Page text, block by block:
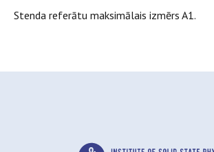
Stenda referātu maksimālais izmērs A1.